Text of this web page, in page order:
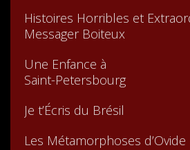
Histoires Horribles et
Messager Boiteux
Une Enfance à
Saint-Petersbourg
Je t’Écris du Brésil
Les Métamorphoses d’Ovide